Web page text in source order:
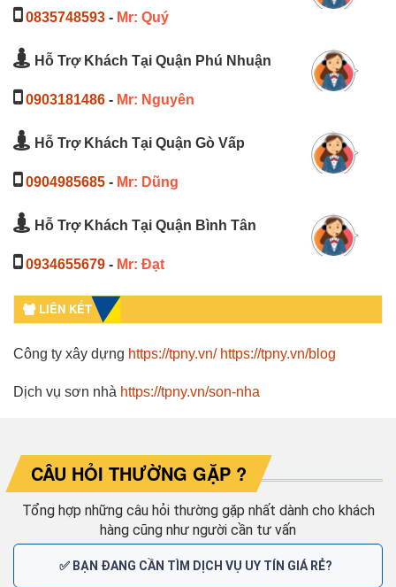
0835748593 - Mr: Quý
Hỗ Trợ Khách Tại Quận Phú Nhuận
0903181486 - Mr: Nguyên
Hỗ Trợ Khách Tại Quận Gò Vấp
0904985685 - Mr: Dũng
Hỗ Trợ Khách Tại Quận Bình Tân
0934655679 - Mr: Đạt
LIÊN KẾT
Công ty xây dựng https://tpny.vn/ https://tpny.vn/blog
Dịch vụ sơn nhà https://tpny.vn/son-nha
CÂU HỎI THƯỜNG GẶP ?
Tổng hợp những câu hỏi thường gặp nhất dành cho khách
hàng cũng như người cần tư vấn
✅ BẠN ĐANG CẦN TÌM DỊCH VỤ UY TÍN GIÁ RẺ?